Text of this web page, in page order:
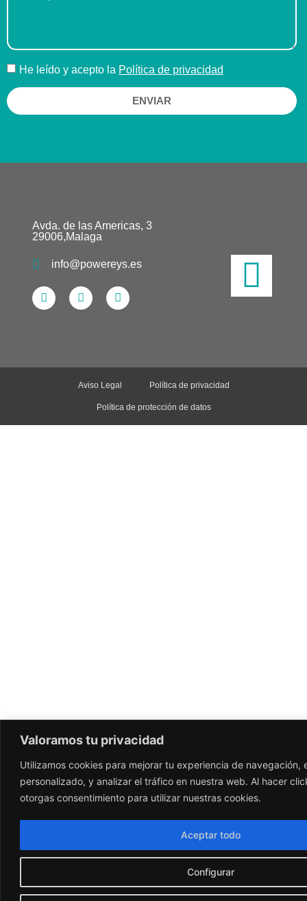
Valoramos tu privacidad
Utilizamos cookies para mejorar tu experiencia de navegación,
personalizado, y analizar el tráfico en nuestra web. Al hacer
otorgas consentimiento para utilizar nuestras cookies.
Configurar
Aceptar todo
He leído y acepto la Política de privacidad
ENVIAR
Avda. de las Americas, 3
29006,Malaga
info@powereys.es
Aviso Legal Política de privacidad
Política de protección de datos